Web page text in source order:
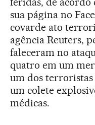
sua página no
covarde ato
agência Reuters,
faleceram no
quatro em um
um dos
um colete
médicas.